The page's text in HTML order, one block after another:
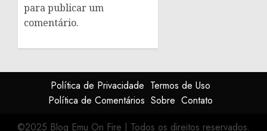
para publicar um
comentário.
Política de Privacidade Termos de Uso
Política de Comentários Sobre Contato
©2025 Blog Emu On Fire | Todos os direitos reservados.